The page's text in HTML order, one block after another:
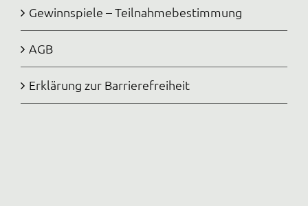
Gewinnspiele – Teilnahmebestimmung
AGB
Erklärung zur Barrierefreiheit